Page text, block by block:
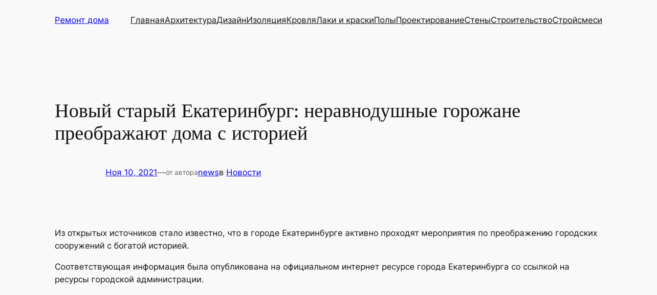
Ремонт дома ГлавнаяАрхитектураДизайнИзоляцияКровляЛаки и краскиПолыПроектированиеСтеныСтроительствоСтройсмеси
Новый старый Екатеринбург: неравнодушные горожане
преображают дома с историей
Ноя 10, 2021—от автораnewsв Новости
Из открытых источников стало известно, что в городе Екатеринбурге активно проходят мероприятия по преображению городских
сооружений с богатой историей.
Соответствующая информация была опубликована на официальном интернет ресурсе города Екатеринбурга со ссылкой на
ресурсы городской администрации.